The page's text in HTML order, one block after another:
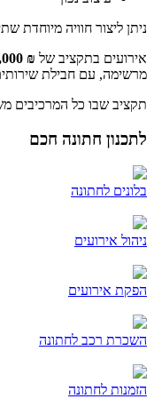
ניתן ליצור חוויה מיוחדת
אירועים בתקציב של ₪
מרשימה, עם חבילת
תקציב שבו כל המרכיבים
לתכנון חתונה חכם
בלונים לחתונה
ניהול אירועים
הפקת אירועים
השכרת רכב לחתונה
הזמנות לחתונה